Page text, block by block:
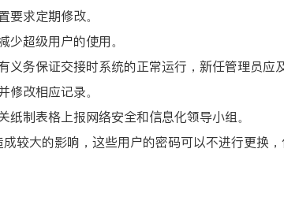
求定期修改。
超级用户的使用。
务保证交接时系统的正常运行，新任管理员应
改相应记录。
制表格上报网络安全和信息化领导小组。
较大的影响，这些用户的密码可以不进行更换，